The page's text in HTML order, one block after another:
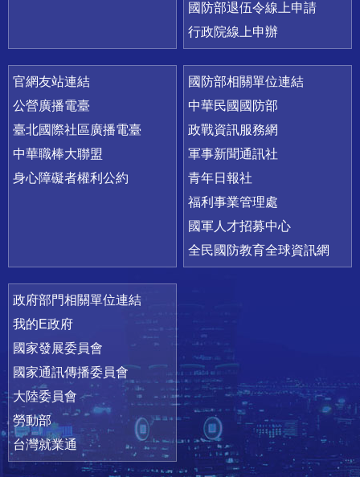
國防部退伍令線上申請
行政院線上申辦
官網友站連結
公營廣播電臺
臺北國際社區廣播電臺
中華職棒大聯盟
身心障礙者權利公約
國防部相關單位連結
中華民國國防部
政戰資訊服務網
軍事新聞通訊社
青年日報社
福利事業管理處
國軍人才招募中心
全民國防教育全球資訊網
政府部門相關單位連結
我的E政府
國家發展委員會
國家通訊傳播委員會
大陸委員會
勞動部
台灣就業通